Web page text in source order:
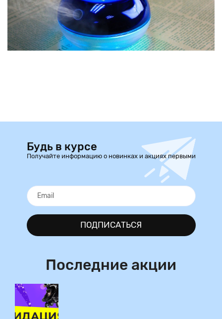
Будь в курсе
Получайте информацию о новинках и акциях первыми
ПОДПИСАТЬСЯ
Последние акции